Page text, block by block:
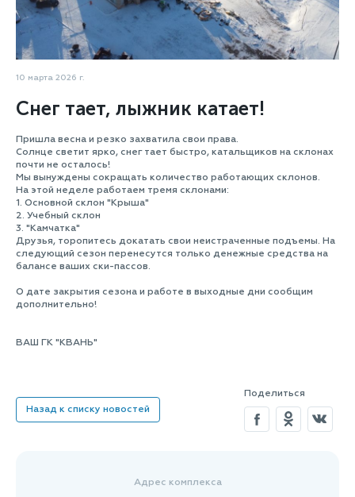
10 марта 2026 г.
Снег тает, лыжник катает!
Пришла весна и резко захватила свои права.
Солнце светит ярко, снег тает быстро, катальщиков на склонах
почти не осталось!
Мы вынуждены сокращать количество работающих склонов.
На этой неделе работаем тремя склонами:
1. Основной склон "Крыша"
2. Учебный склон
3. "Камчатка"
Друзья, торопитесь докатать свои неистраченные подъемы. На
следующий сезон перенесутся только денежные средства на
балансе ваших ски-пассов.
О дате закрытия сезона и работе в выходные дни сообщим
дополнительно!
ВАШ ГК "КВАНЬ"
Назад к списку новостей
Поделиться
Адрес комплекса